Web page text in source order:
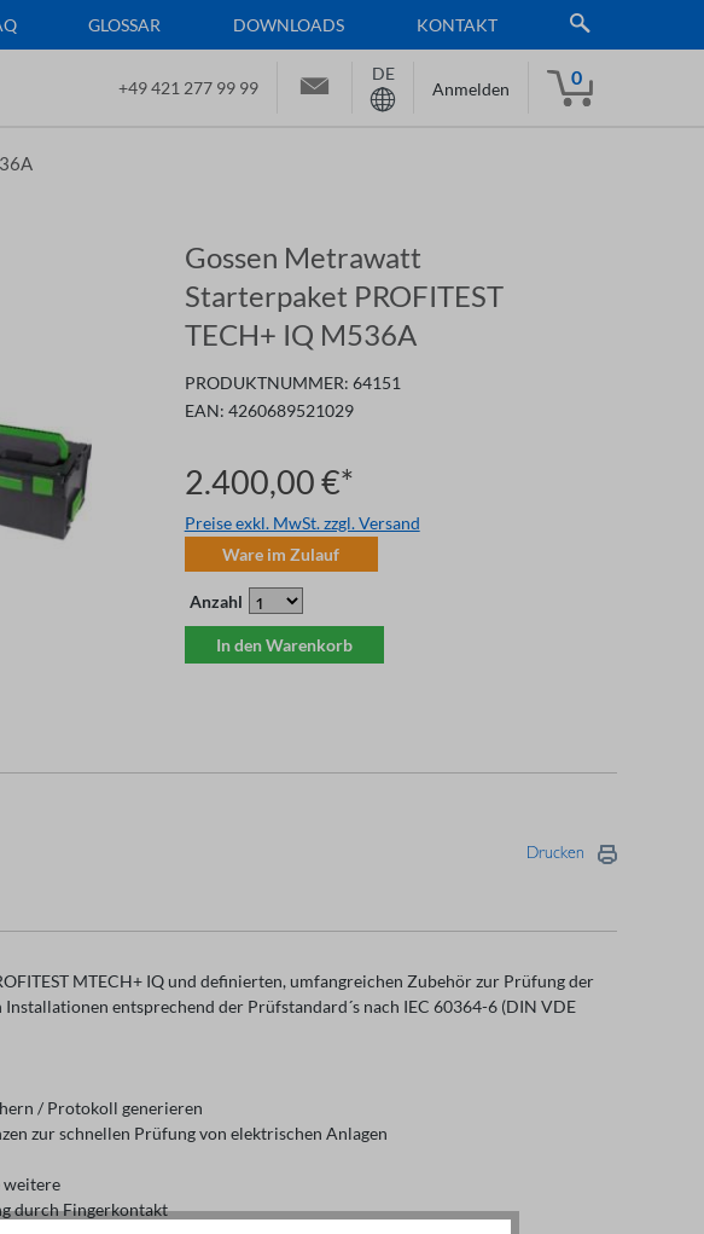
GLOSSAR DOWNLOADS KONTAKT
+49 421 277 99 99
DE
Anmelden
0
Gossen Metrawatt
Starterpaket PROFITEST
TECH+ IQ M536A
PRODUKTNUMMER: 64151
EAN: 4260689521029
2.400,00 €*
Preise exkl. MwSt. zzgl. Versand
Ware im Zulauf
Anzahl
In den Warenkorb
Drucken
MTECH+ IQ und definierten, umfangreichen Zubehör zur Prüfung der
entsprechend der Prüfstandard´s nach IEC 60364-6 (DIN VDE
/ Protokoll generieren
zur schnellen Prüfung von elektrischen Anlagen
weitere
durch Fingerkontakt